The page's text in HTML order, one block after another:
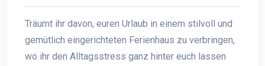
Träumt ihr davon, euren Urlaub in einem stilvoll und
gemütlich eingerichteten Ferienhaus zu verbringen,
wo ihr den Alltagsstress ganz hinter euch lassen